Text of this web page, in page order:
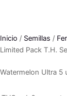
Inicio / Semillas /
Limited Pack T.H.
Watermelon Ultra 5